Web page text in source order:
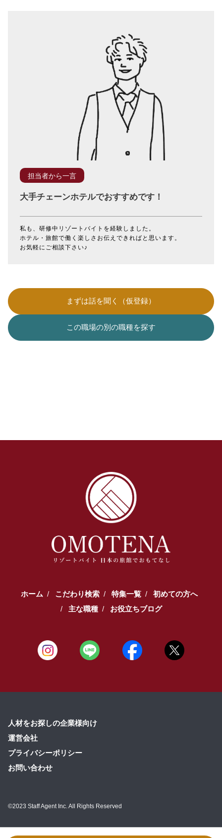
担当者から一言
大手チェーンホテルでおすすめです！
私も、研修中リゾートバイトを経験しました。
ホテル・旅館で働く楽しさお伝えできればと思います。
お気軽にご相談下さい♪
まずは話を聞く（仮登録）
この職場の別の職種を探す
ホーム こだわり検索 特集一覧
初めての方へ
主な職種
お役立ちブログ
人材をお探しの企業様向け
運営会社
プライバシーポリシー
お問い合わせ
©2023 Staff Agent Inc. All Rights Reserved